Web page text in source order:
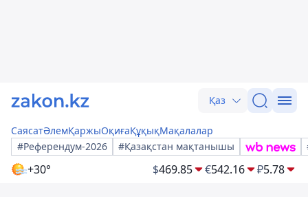
Қаз
СаясатӘлемҚаржыОқиғаҚұқықМақалалар
#Референдум-2026
#Қазақстан мақтанышы
+30° $469.85 €542.16 ₽5.78